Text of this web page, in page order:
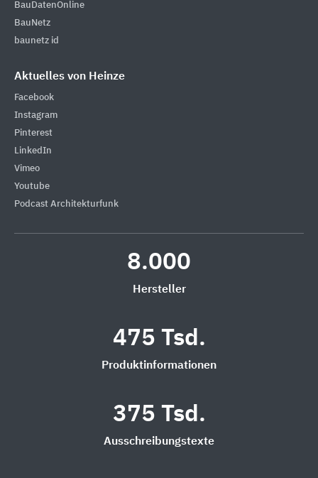
BauDatenOnline
BauNetz
baunetz id
Aktuelles von Heinze
Facebook
Instagram
Pinterest
LinkedIn
Vimeo
Youtube
Podcast Architekturfunk
8.000
Hersteller
475 Tsd.
Produktinformationen
375 Tsd.
Ausschreibungstexte